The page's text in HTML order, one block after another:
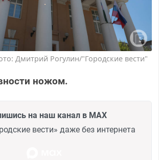
Дмитрий Рогулин/"Городские вести"
ножом.
на наш канал в MAX
вести» даже без интернета